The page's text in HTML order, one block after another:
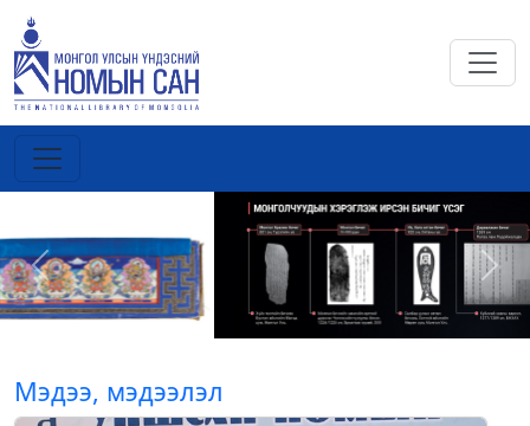
Previous Next
Мэдээ, мэдээлэл